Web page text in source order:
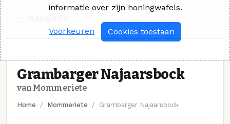
Grambarger Najaarsbock
van Mommeriete
Home Mommeriete Grambarger Najaarsbock
informatie over zijn honingwafels.
Voorkeuren Cookies toestaan